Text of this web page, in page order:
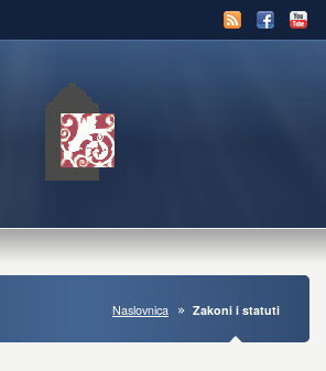
Naslovnica Zakoni i statuti